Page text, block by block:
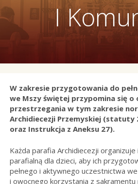
I
W zakresie przygotowania do
we Mszy świętej przypomina się o
przestrzegania w tym zakresie
Archidiecezji Przemyskiej (statuty
oraz Instrukcja z Aneksu 27).
Każda parafia Archidiecezji
parafialną dla dzieci, aby ich
pełnego i aktywnego uczestnictwa
i owocnego korzystania z sakramentu